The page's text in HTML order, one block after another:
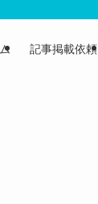
記事掲載依頼